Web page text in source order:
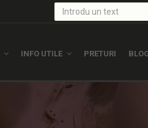
INFO UTILE PRETURI